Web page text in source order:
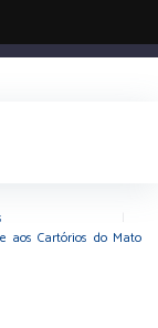
aos Cartórios do Mato